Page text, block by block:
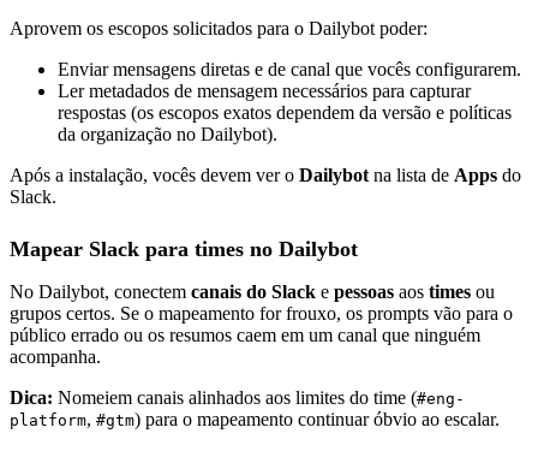
Aprovem os escopos solicitados para o Dailybot poder:
Enviar mensagens diretas e de canal que vocês configurarem.
Ler metadados de mensagem necessários para capturar
respostas (os escopos exatos dependem da versão e políticas
da organização no Dailybot).
Após a instalação, vocês devem ver o Dailybotna lista de Apps do
Slack.
Mapear Slack para times no Dailybot
No Dailybot, conectem canais do Slack e pessoas aos times ou
grupos certos. Se o mapeamento for frouxo, os prompts vão para o
público errado ou os resumos caem em um canal que ninguém
acompanha.
Dica: Nomeiem canais alinhados aos limites do time (#eng-
platform, #gtm) para o mapeamento continuar óbvio ao escalar.